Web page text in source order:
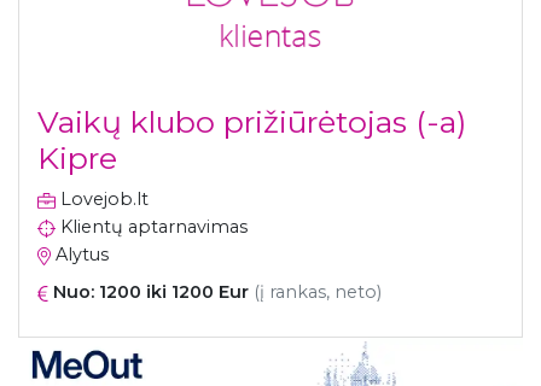
Vaikų klubo prižiūrėtojas (-a)
Kipre
Lovejob.lt
Klientų aptarnavimas
Alytus
Nuo: 1200 iki 1200 Eur (į rankas, neto)